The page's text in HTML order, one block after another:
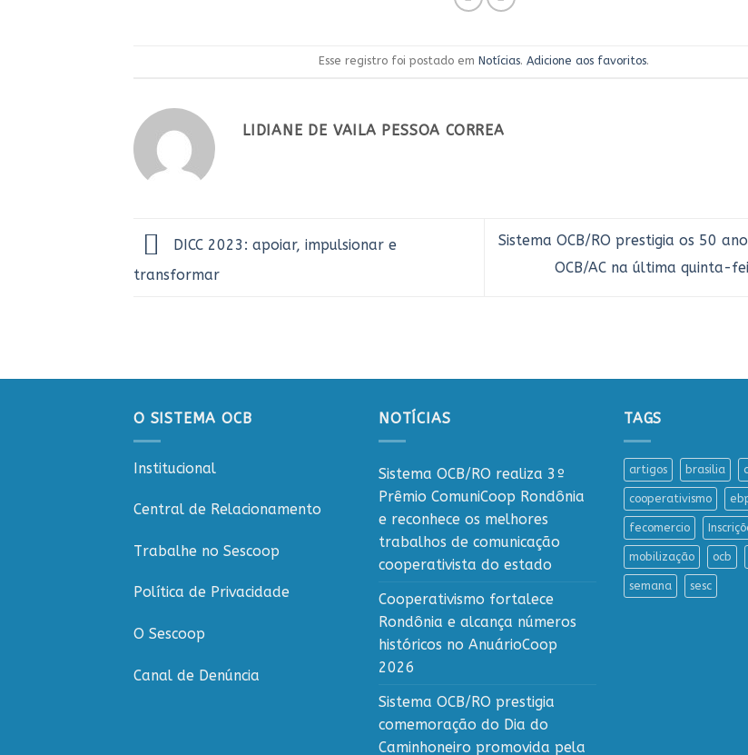
Esse registro foi postado emNotícias.Adicione aos favoritos.
LIDIANE DE VAILA PESSOA CORREA
DICC 2023: apoiar, impulsionar e
transformar
Sistema OCB/RO prestigia os 50
OCB/AC na última quinta-
O SISTEMA OCB
Institucional
Central de Relacionamento
Trabalhe no Sescoop
Política de Privacidade
O Sescoop
Canal de Denúncia
NOTÍCIAS
Sistema OCB/RO realiza 3º
Prêmio ComuniCoop Rondônia
e reconhece os melhores
trabalhos de comunicação
cooperativista do estado
Cooperativismo fortalece
Rondônia e alcança números
históricos no AnuárioCoop
2026
Sistema OCB/RO prestigia
comemoração do Dia do
Caminhoneiro promovida pela
TAGS
artigos brasilia
cooperativismo
fecomercio
mobilização ocb
semana sesc